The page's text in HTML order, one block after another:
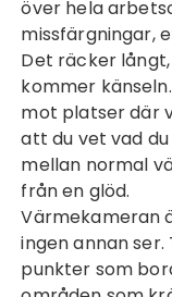
över hela
missfärgningar,
Det räcker
kommer
mot platser där
att du vet vad
mellan normal
från en glöd.
Värmekameran
ingen annan
punkter som